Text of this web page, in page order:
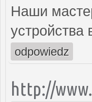
Наши
odpowiedz
http://